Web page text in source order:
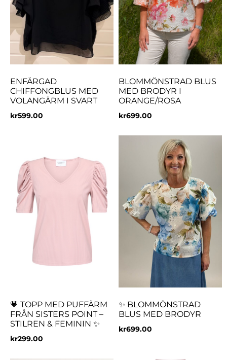
ENFÄRGAD
CHIFFONGBLUS MED
VOLANGÄRM I SVART
kr599.00
BLOMMÖNSTRAD BLUS
MED BRODYR I
ORANGE/ROSA
kr699.00
💗 TOPP MED PUFFÄRM
FRÅN SISTERS POINT –
STILREN & FEMININ ✨
kr299.00
✨ BLOMMÖNSTRAD
BLUS MED BRODYR
kr699.00